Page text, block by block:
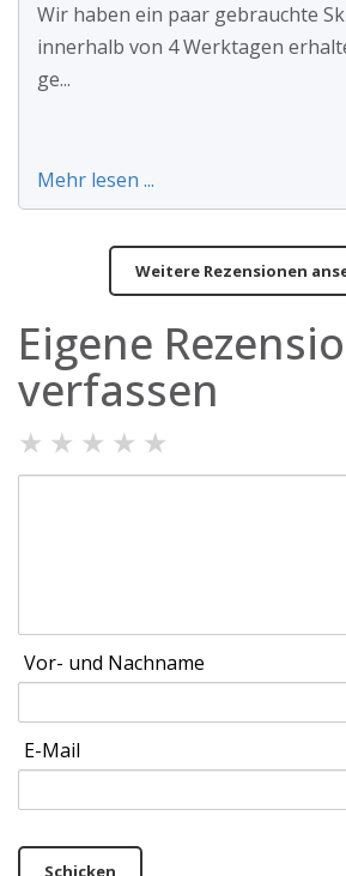
Wir haben ein paar gebrauchte
innerhalb von 4 Werktagen
ge...
Mehr lesen ...
Weitere Rezensionen
Eigene
verfassen
★ ★ ★ ★ ★
Vor- und Nachname
E-Mail
Schicken